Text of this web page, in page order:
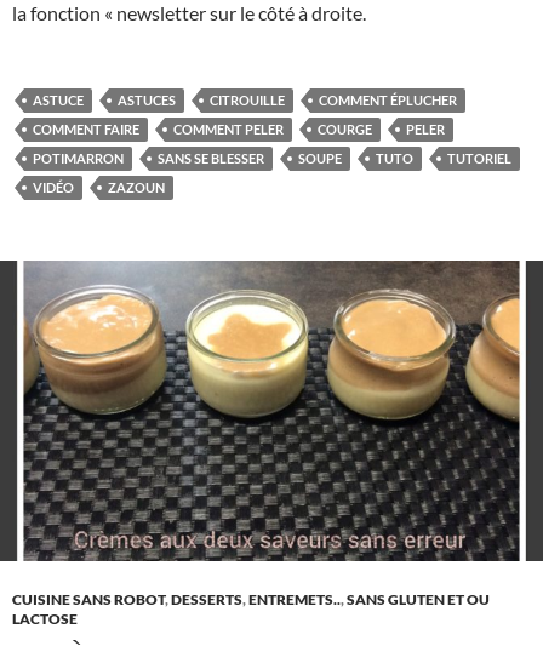
la fonction « newsletter sur le côté à droite.
ASTUCE ASTUCES CITROUILLE
COMMENT ÉPLUCHER
COMMENT FAIRE
COMMENT PELER COURGE
PELER
POTIMARRON
SANS SE BLESSER SOUPE TUTO
TUTORIEL
VIDÉO
ZAZOUN
CUISINE SANS ROBOT,DESSERTS,ENTREMETS..,SANS GLUTEN ET OU
LACTOSE